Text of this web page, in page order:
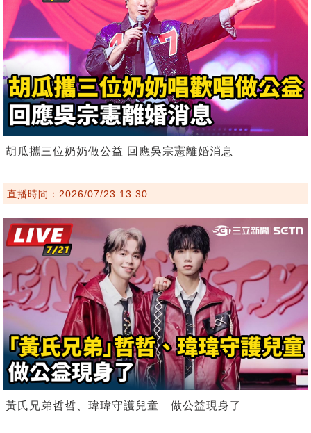
胡瓜攜三位奶奶做公益 回應吳宗憲離婚消息
直播時間：2026/07/23 13:30
黃氏兄弟哲哲、瑋瑋守護兒童 做公益現身了